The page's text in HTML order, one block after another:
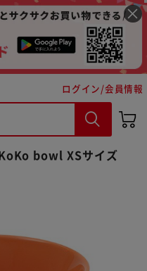
ログイン/会員情報
bowl XSサイズ